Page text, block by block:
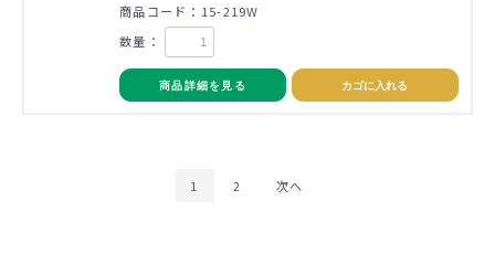
商品コード：15-219W
数量：
商品詳細を見る カゴに入れる
1 2 次へ